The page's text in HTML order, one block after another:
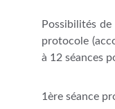
Possibilités
protocole
à 12 séances
1ère séance